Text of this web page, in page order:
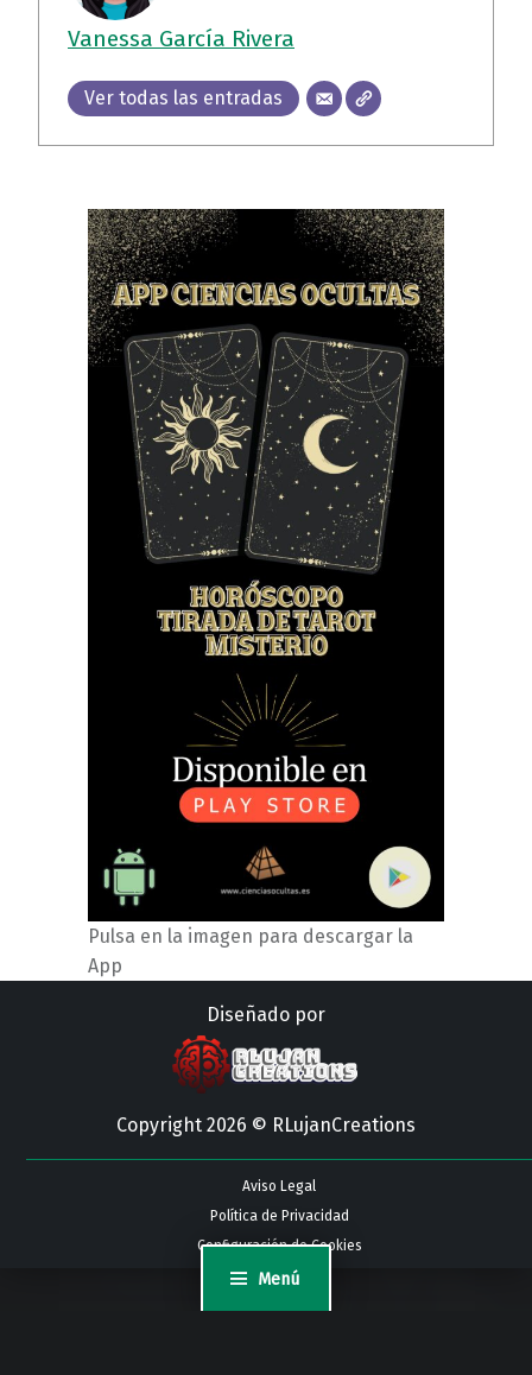
Menú
Vanessa García Rivera
Ver todas las entradas
Pulsa en la imagen para descargar la
App
Diseñado por
Copyright 2026 © RLujanCreations
Aviso Legal
Política de Privacidad
Configuración de Cookies